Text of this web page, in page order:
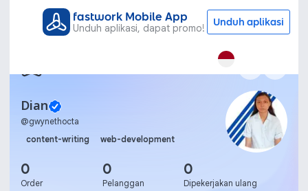
fastwork Mobile App
Unduh aplikasi, dapat promo! Unduh aplikasi
Dian
@gwynethocta
content-writing
web-development
0
Order
0
Pelanggan
0
Dipekerjakan ulang